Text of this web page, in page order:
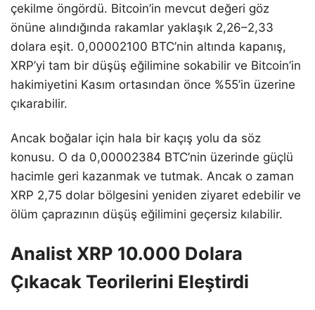
çekilme öngördü. Bitcoin’in mevcut değeri göz
önüne alındığında rakamlar yaklaşık 2,26–2,33
dolara eşit. 0,00002100 BTC’nin altında kapanış,
XRP’yi tam bir düşüş eğilimine sokabilir ve Bitcoin’in
hakimiyetini Kasım ortasından önce %55’in üzerine
çıkarabilir.
Ancak boğalar için hala bir kaçış yolu da söz
konusu. O da 0,00002384 BTC’nin üzerinde güçlü
hacimle geri kazanmak ve tutmak. Ancak o zaman
XRP 2,75 dolar bölgesini yeniden ziyaret edebilir ve
ölüm çaprazının düşüş eğilimini geçersiz kılabilir.
Analist XRP 10.000 Dolara
Çıkacak Teorilerini Eleştirdi